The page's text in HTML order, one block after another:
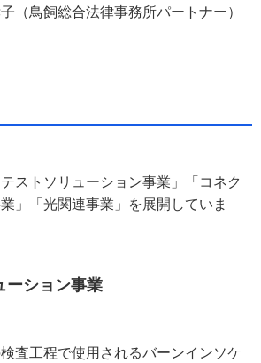
（鳥飼総合法律事務所パートナー）
ストソリューション事業」「コネク
」「光関連事業」を展開していま
ーション事業
査工程で使用されるバーンインソケ